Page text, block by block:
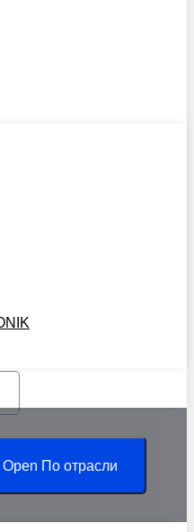
Open По отрасли